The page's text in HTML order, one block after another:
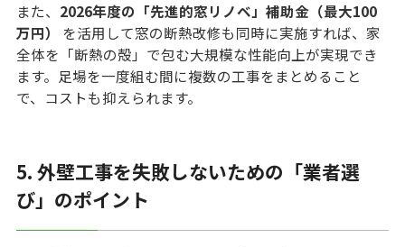
また、 2026年度の「先進的窓リノベ」補助金（最大100
万円）
を活用して窓の断熱改修も同時に実施すれば、家
全体を「断熱の殻」で包む大規模な性能向上が実現でき
ます。足場を一度組む間に複数の工事をまとめること
で、コストも抑えられます。
5. 外壁工事を失敗しないための「業者選
び」のポイント